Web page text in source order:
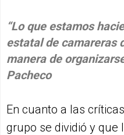
“Lo que estamos
estatal de camareras
manera de
Pacheco
En cuanto a las
grupo se dividió y que